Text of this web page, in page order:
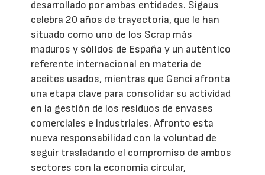
desarrollado por ambas entidades. Sigaus
celebra 20 años de trayectoria, que le han
situado como uno de los Scrap más
maduros y sólidos de España y un auténtico
referente internacional en materia de
aceites usados, mientras que Genci afronta
una etapa clave para consolidar su actividad
en la gestión de los residuos de envases
comerciales e industriales. Afronto esta
nueva responsabilidad con la voluntad de
seguir trasladando el compromiso de ambos
sectores con la economía circular,